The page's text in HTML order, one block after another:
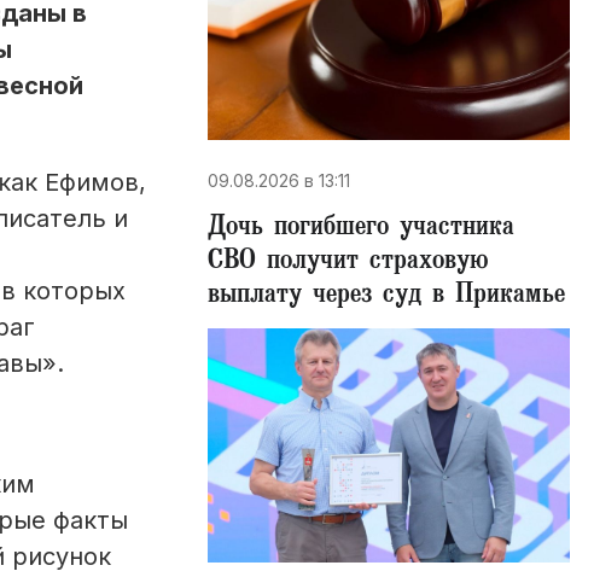
в
Ефимов,
и
которых
факты
рисунок
09.08.2026 в 13:11
Дочь погибшего участника
СВО получит страховую
выплату через суд в Прикамье